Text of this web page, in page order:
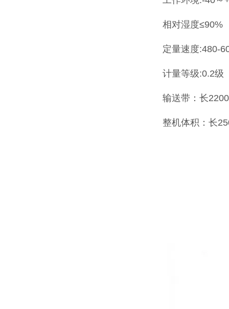
相对湿度≤90%
定量速度:480-
计量等级:0.2级
输送带：长
整机体积：长